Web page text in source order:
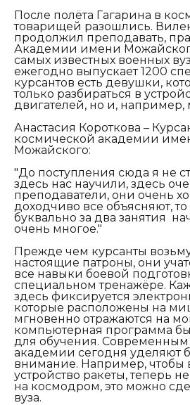
После полёта Гагарина в
товарищей разошлись.
продолжил преподавать,
Академии имени
самых известных военных
ежегодно выпускает 1200
курсантов есть девушки,
только разбираться в
двигателей, но и, например,
Анастасия Короткова –
космической академии
Можайского:
"До поступления сюда я не
здесь нас научили, здесь
преподаватели, они очень
доходчиво все объясняют, то
буквально за два занятия
очень многое."
Прежде чем курсанты
настоящие патроны, они
все навыки боевой
специальном тренажёре.
здесь фиксируется
которые расположены на
мгновенно отражаются на
компьютерная программа
для обучения. Современным
академии сегодня уделяют
внимание. Например, чтобы
устройство ракеты, теперь
на космодром, это можно
вуза.